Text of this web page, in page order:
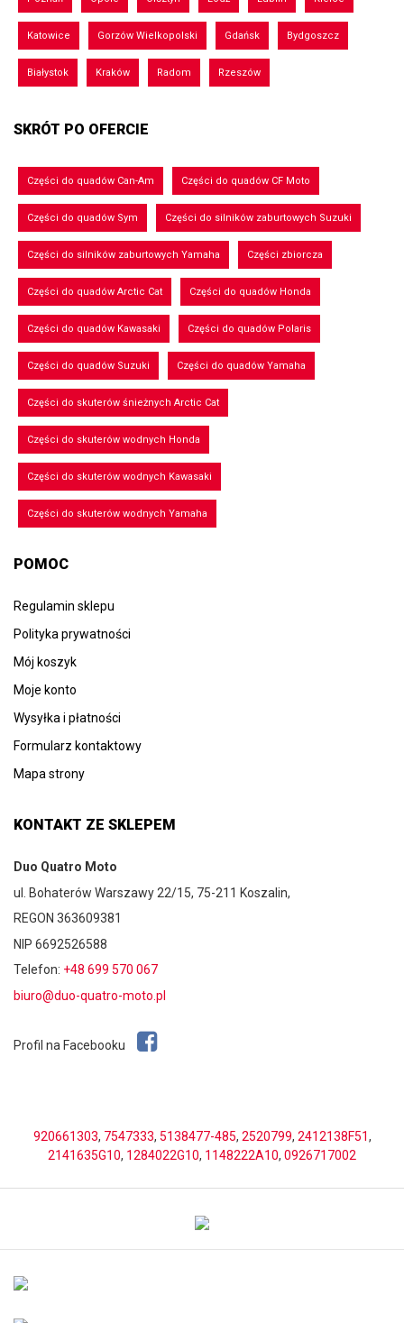
Katowice Gorzów Wielkopolski Gdańsk Bydgoszcz
Białystok Kraków Radom Rzeszów
SKRÓT PO OFERCIE
Części do quadów Can-Am Części do quadów CF Moto
Części do quadów Sym Części do silników zaburtowych Suzuki
Części do silników zaburtowych Yamaha Części zbiorcza
Części do quadów Arctic Cat Części do quadów Honda
Części do quadów Kawasaki Części do quadów Polaris
Części do quadów Suzuki Części do quadów Yamaha
Części do skuterów śnieżnych Arctic Cat
Części do skuterów wodnych Honda
Części do skuterów wodnych Kawasaki
Części do skuterów wodnych Yamaha
POMOC
Regulamin sklepu
Polityka prywatności
Mój koszyk
Moje konto
Wysyłka i płatności
Formularz kontaktowy
Mapa strony
KONTAKT ZE SKLEPEM
Duo Quatro Moto
ul. Bohaterów Warszawy 22/15, 75-211 Koszalin,
REGON 363609381
NIP 6692526588
Telefon: +48 699 570 067
biuro@duo-quatro-moto.pl
Profil na Facebooku
920661303, 7547333, 5138477-485, 2520799, 2412138F51,
2141635G10, 1284022G10, 1148222A10, 0926717002